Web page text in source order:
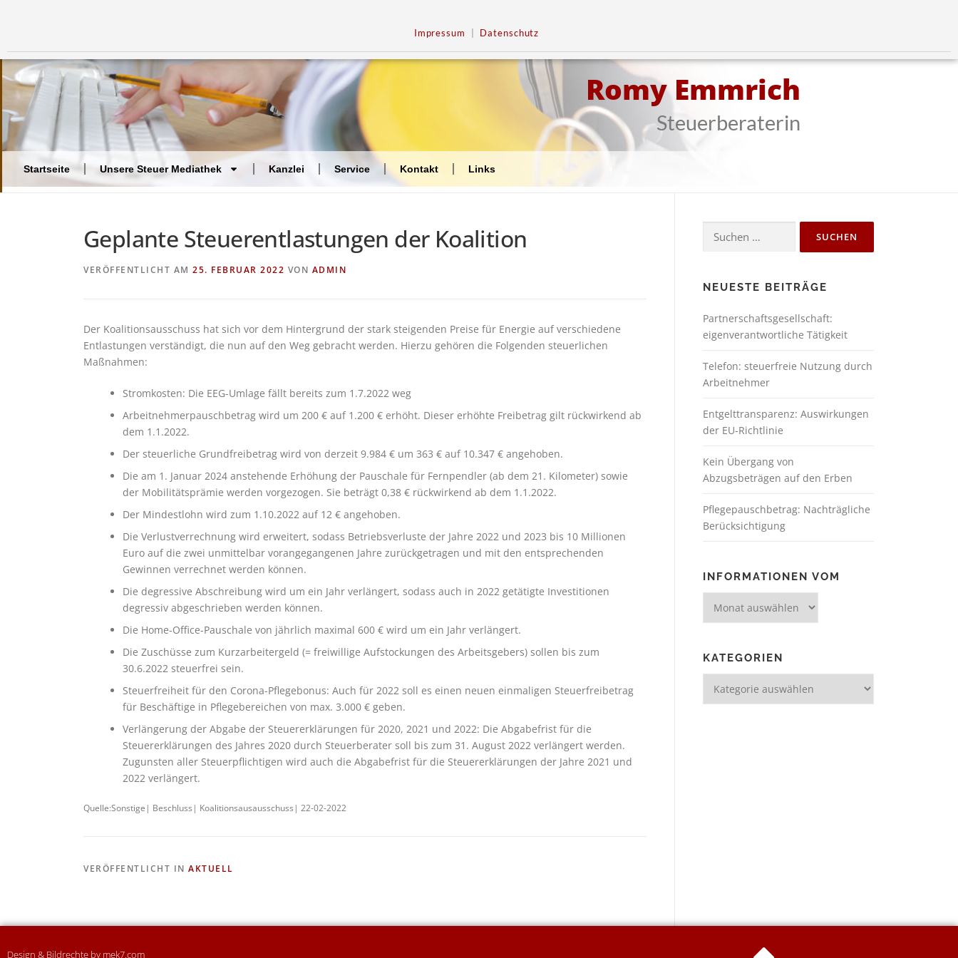
Impressum Datenschutz
Romy Emmrich
Steuerberaterin
Startseite Unsere Steuer Mediathek Kanzlei Service Kontakt Links
Geplante Steuerentlastungen der Koalition
VERÖFFENTLICHT AM 25. FEBRUAR 2022 VON ADMIN
Der Koalitionsausschuss hat sich vor dem Hintergrund der stark steigenden Preise für Energie auf verschiedene
Entlastungen verständigt, die nun auf den Weg gebracht werden. Hierzu gehören die Folgenden steuerlichen
Maßnahmen:
Stromkosten: Die EEG-Umlage fällt bereits zum 1.7.2022 weg
Arbeitnehmerpauschbetrag wird um 200 € auf 1.200 € erhöht. Dieser erhöhte Freibetrag gilt rückwirkend ab
dem 1.1.2022.
Der steuerliche Grundfreibetrag wird von derzeit 9.984 € um 363 € auf 10.347 € angehoben.
Die am 1. Januar 2024 anstehende Erhöhung der Pauschale für Fernpendler (ab dem 21. Kilometer) sowie
der Mobilitätsprämie werden vorgezogen. Sie beträgt 0,38 € rückwirkend ab dem 1.1.2022.
Der Mindestlohn wird zum 1.10.2022 auf 12 € angehoben.
Die Verlustverrechnung wird erweitert, sodass Betriebsverluste der Jahre 2022 und 2023 bis 10 Millionen
Euro auf die zwei unmittelbar vorangegangenen Jahre zurückgetragen und mit den entsprechenden
Gewinnen verrechnet werden können.
Die degressive Abschreibung wird um ein Jahr verlängert, sodass auch in 2022 getätigte Investitionen
degressiv abgeschrieben werden können.
Die Home-Office-Pauschale von jährlich maximal 600 € wird um ein Jahr verlängert.
Die Zuschüsse zum Kurzarbeitergeld (= freiwillige Aufstockungen des Arbeitsgebers) sollen bis zum
30.6.2022 steuerfrei sein.
Steuerfreiheit für den Corona-Pflegebonus: Auch für 2022 soll es einen neuen einmaligen Steuerfreibetrag
für Beschäftige in Pflegebereichen von max. 3.000 € geben.
Verlängerung der Abgabe der Steuererklärungen für 2020, 2021 und 2022: Die Abgabefrist für die
Steuererklärungen des Jahres 2020 durch Steuerberater soll bis zum 31. August 2022 verlängert werden.
Zugunsten aller Steuerpflichtigen wird auch die Abgabefrist für die Steuererklärungen der Jahre 2021 und
2022 verlängert.
Quelle:Sonstige| Beschluss| Koalitionsausausschuss| 22-02-2022
VERÖFFENTLICHT IN AKTUELL
NEUESTE BEITRÄGE
Partnerschaftsgesellschaft:
eigenverantwortliche Tätigkeit
Telefon: steuerfreie Nutzung durch
Arbeitnehmer
Entgelttransparenz: Auswirkungen
der EU-Richtlinie
Kein Übergang von
Abzugsbeträgen auf den Erben
Pflegepauschbetrag: Nachträgliche
Berücksichtigung
INFORMATIONEN VOM
KATEGORIEN
Design & Bildrechte by mek7.com